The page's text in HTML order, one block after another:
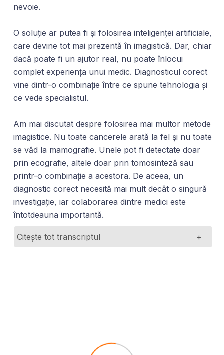
nevoie.
O soluție ar putea fi și folosirea inteligenței artificiale,
care devine tot mai prezentă în imagistică. Dar, chiar
dacă poate fi un ajutor real, nu poate înlocui
complet experiența unui medic. Diagnosticul corect
vine dintr-o combinație între ce spune tehnologia și
ce vede specialistul.
Am mai discutat despre folosirea mai multor metode
imagistice. Nu toate cancerele arată la fel și nu toate
se văd la mamografie. Unele pot fi detectate doar
prin ecografie, altele doar prin tomosinteză sau
printr-o combinație a acestora. De aceea, un
diagnostic corect necesită mai mult decât o singură
investigație, iar colaborarea dintre medici este
întotdeauna importantă.
Citește tot transcriptul